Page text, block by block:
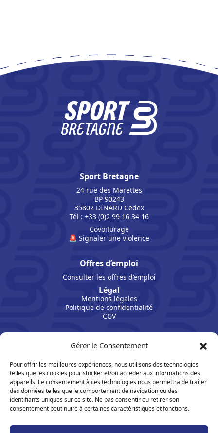
Gérer le Consentement
Pour offrir les meilleures expériences, nous utilisons des technologies
telles que les cookies pour stocker et/ou accéder aux informations des
appareils. Le consentement à ces technologies nous permettra de traiter
des données telles que le comportement de navigation ou des
identifiants uniques sur ce site. Ne pas consentir ou retirer son
consentement peut nuire à certaines caractéristiques et fonctions.
Sport Bretagne
24 rue des Marettes
BP 90243
35802 DINARD Cedex
Tél : +33 (0)2 99 16 34 16
Covoiturage
🚨 Signaler une violence
Offres d’emploi
Consulter les offres d’emploi
Légal
Mentions légales
Politique de confidentialité
CGV
Suivez Sport Bretagne sur les réseaux :